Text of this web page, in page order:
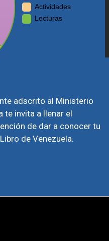
Actividades
Lecturas
adscrito al Ministerio
te invita a llenar el
de dar a conocer tu
de Venezuela.